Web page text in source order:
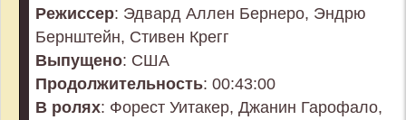
Режиссер: Эдвард Аллен Бернеро, Эндрю
Бернштейн, Стивен Крегг
Выпущено: США
Продолжительность: 00:43:00
В ролях: Форест Уитакер, Джанин Гарофало,